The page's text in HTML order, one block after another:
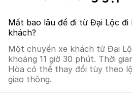
Mất bao lâu để đi từ Đại Lộc đi
khách?
Một chuyến xe khách từ Đại
khoảng 11 giờ 30 phút. Thời
Hòa có thể thay đổi tùy theo
giao thông.